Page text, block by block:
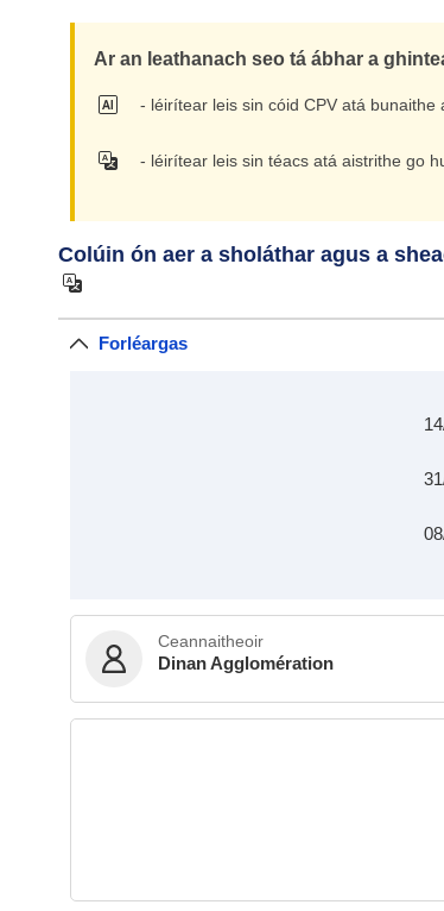
Ar an leathanach seo tá ábhar a
- léirítear leis sin cóid CPV atá bunaithe
- léirítear leis sin téacs atá aistrithe go
Colúin ón aer a sholáthar agus a
Forléargas
Ceannaitheoir
Dinan Agglomération